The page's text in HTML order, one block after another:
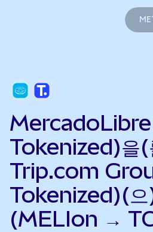
Tokenized)을(
Trip.com
Tokenized)(으
(MELIon →